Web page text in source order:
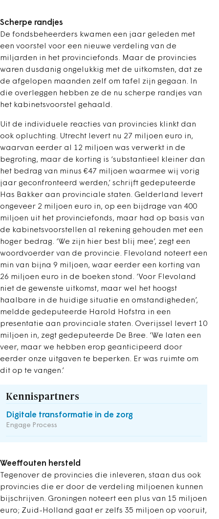
Scherpe randjes
De fondsbeheerders kwamen een jaar geleden met
een voorstel voor een nieuwe verdeling van de
miljarden in het provinciefonds. Maar de provincies
waren dusdanig ongelukkig met de uitkomsten, dat ze
de afgelopen maanden zelf om tafel zijn gegaan. In
die overleggen hebben ze de nu scherpe randjes van
het kabinetsvoorstel gehaald.
Uit de individuele reacties van provincies klinkt dan
ook opluchting. Utrecht levert nu 27 miljoen euro in,
waarvan eerder al 12 miljoen was verwerkt in de
begroting, maar de korting is ‘substantieel kleiner dan
het bedrag van minus €47 miljoen waarmee wij vorig
jaar geconfronteerd werden,’ schrijft gedeputeerde
Has Bakker aan provinciale staten. Gelderland levert
ongeveer 2 miljoen euro in, op een bijdrage van 400
miljoen uit het provinciefonds, maar had op basis van
de kabinetsvoorstellen al rekening gehouden met een
hoger bedrag. ‘We zijn hier best blij mee’, zegt een
woordvoerder van de provincie. Flevoland noteert een
min van bijna 9 miljoen, waar eerder een korting van
26 miljoen euro in de boeken stond. ‘Voor Flevoland
niet de gewenste uitkomst, maar wel het hoogst
haalbare in de huidige situatie en omstandigheden’,
meldde gedeputeerde Harold Hofstra in een
presentatie aan provinciale staten. Overijssel levert 10
miljoen in, zegt gedeputeerde De Bree. ‘We laten een
veer, maar we hebben erop geanticipeerd door
eerder onze uitgaven te beperken. Er was ruimte om
dit op te vangen.’
Kennispartners
Digitale transformatie in de zorg
Engage Process
Weeffouten hersteld
Tegenover de provincies die inleveren, staan dus ook
provincies die er door de verdeling miljoenen kunnen
bijschrijven. Groningen noteert een plus van 15 miljoen
euro; Zuid-Holland gaat er zelfs 35 miljoen op vooruit,